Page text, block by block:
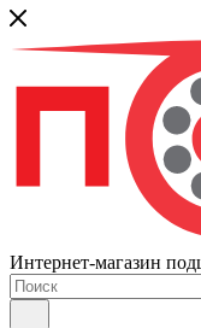
Интернет-магазин